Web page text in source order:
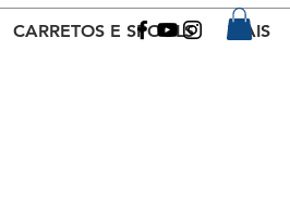
CARRETOS E SPOOLS MAIS